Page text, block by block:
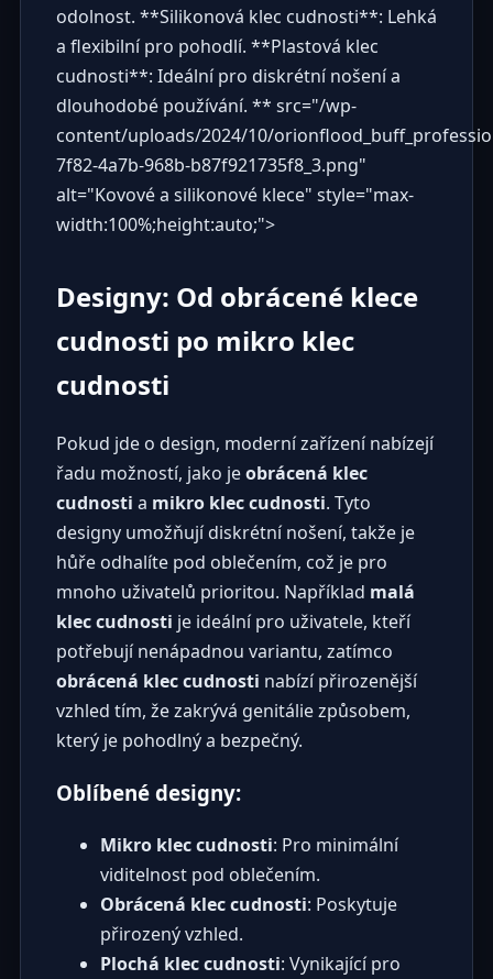
odolnost. **Silikonová klec cudnosti**: Lehká
a flexibilní pro pohodlí. **Plastová klec
cudnosti**: Ideální pro diskrétní nošení a
dlouhodobé používání. ** src="/wp-
content/uploads/2024/10/
7f82-4a7b-968b-b87f921735f8_3.png"
alt="Kovové a silikonové klece" style="max-
width:100%;height:auto;">
Designy: Od obrácené klece
cudnosti po mikro klec
cudnosti
Pokud jde o design, moderní zařízení nabízejí
řadu možností, jako jeobrácená klec
cudnosti a mikro klec cudnosti. Tyto
designy umožňují diskrétní nošení, takže je
hůře odhalíte pod oblečením, což je pro
mnoho uživatelů prioritou. Například malá
klec cudnosti je ideální pro uživatele, kteří
potřebují nenápadnou variantu, zatímco
obrácená klec cudnosti nabízí přirozenější
vzhled tím, že zakrývá genitálie způsobem,
který je pohodlný a bezpečný.
Oblíbené designy:
Mikro klec cudnosti: Pro minimální
viditelnost pod oblečením.
Obrácená klec cudnosti: Poskytuje
přirozený vzhled.
Plochá klec cudnosti: Vynikající pro